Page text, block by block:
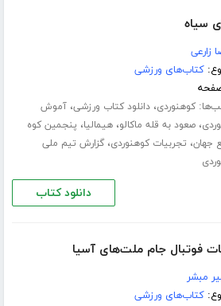
سیاه
زارعی
کتاب‌های ورزشی
کوهنوردی،دانلود کتاب ورزشی،آموش
،صعود به قله ماکالو،هیمالیا، پنجمین کوه
جهان، تجربیات کوهنوردی،گزارش تیم ملی
دانلود کتاب
فوتبال جام ملت‌های آسیا
مبشر
کتاب‌های ورزشی